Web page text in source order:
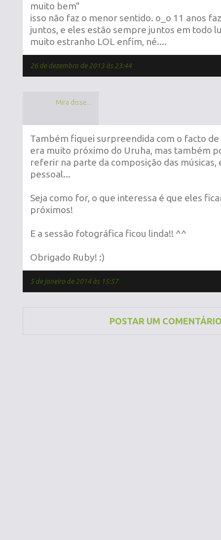
muito bem"
isso não faz o menor sentido. o_o 11 anos
juntos, e eles estão sempre juntos em todo
muito estranho LOL enfim, né....
26 de dezembro de 2013 às 23:44
Mira disse...
Também fiquei surpreendida com o facto de
era muito próximo do Uruha, mas também
referir na parte da composição das músicas,
pessoal...
Seja como for, o que interessa é que eles
próximos!
E a sessão fotográfica ficou linda!! ^^
Obrigado Ruby! :)
5 de janeiro de 2014 às 15:57
POSTAR UM